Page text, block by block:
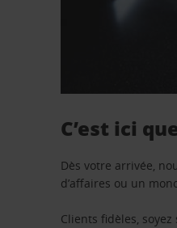
C’est ici
Dès votre arrivée,
d’affaires ou un
Clients fidèles,